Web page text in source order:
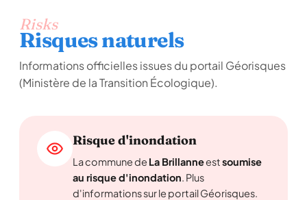
Risks
Risques naturels
Informations officielles issues du portail Géorisques
(Ministère de la Transition Écologique).
Risque d'inondation
La commune de La Brillanneestsoumise
au risque d'inondation. Plus
d'informations sur le portail Géorisques.